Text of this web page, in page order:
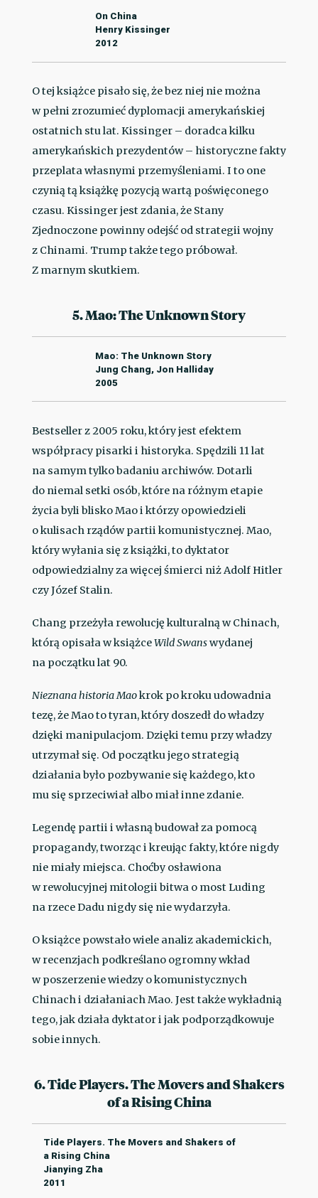
On China
Henry Kissinger
2012
O tej książce pisało się, że bez niej nie można
w pełni zrozumieć dyplomacji amerykańskiej
ostatnich stu lat. Kissinger – doradca kilku
amerykańskich prezydentów – historyczne fakty
przeplata własnymi przemyśleniami. I to one
czynią tą książkę pozycją wartą poświęconego
czasu. Kissinger jest zdania, że Stany
Zjednoczone powinny odejść od strategii wojny
z Chinami. Trump także tego próbował.
Z marnym skutkiem.
5. Mao: The Unknown Story
Mao: The Unknown Story
Jung Chang, Jon Halliday
2005
Bestseller z 2005 roku, który jest efektem
współpracy pisarki i historyka. Spędzili 11 lat
na samym tylko badaniu archiwów. Dotarli
do niemal setki osób, które na różnym etapie
życia byli blisko Mao i którzy opowiedzieli
o kulisach rządów partii komunistycznej. Mao,
który wyłania się z książki, to dyktator
odpowiedzialny za więcej śmierci niż Adolf Hitler
czy Józef Stalin.
Chang przeżyła rewolucję kulturalną w Chinach,
którą opisała w książceWild Swanswydanej
na początku lat 90.
Nieznana historia Maokrok po kroku udowadnia
tezę, że Mao to tyran, który doszedł do władzy
dzięki manipulacjom. Dzięki temu przy władzy
utrzymał się. Od początku jego strategią
działania było pozbywanie się każdego, kto
mu się sprzeciwiał albo miał inne zdanie.
Legendę partii i własną budował za pomocą
propagandy, tworząc i kreując fakty, które nigdy
nie miały miejsca. Choćby osławiona
w rewolucyjnej mitologii bitwa o most Luding
na rzece Dadu nigdy się nie wydarzyła.
O książce powstało wiele analiz akademickich,
w recenzjach podkreślano ogromny wkład
w poszerzenie wiedzy o komunistycznych
Chinach i działaniach Mao. Jest także wykładnią
tego, jak działa dyktator i jak podporządkowuje
sobie innych.
6. Tide Players. The Movers and Shakers
of a Rising China
Tide Players. The Movers and Shakers of
a Rising China
Jianying Zha
2011